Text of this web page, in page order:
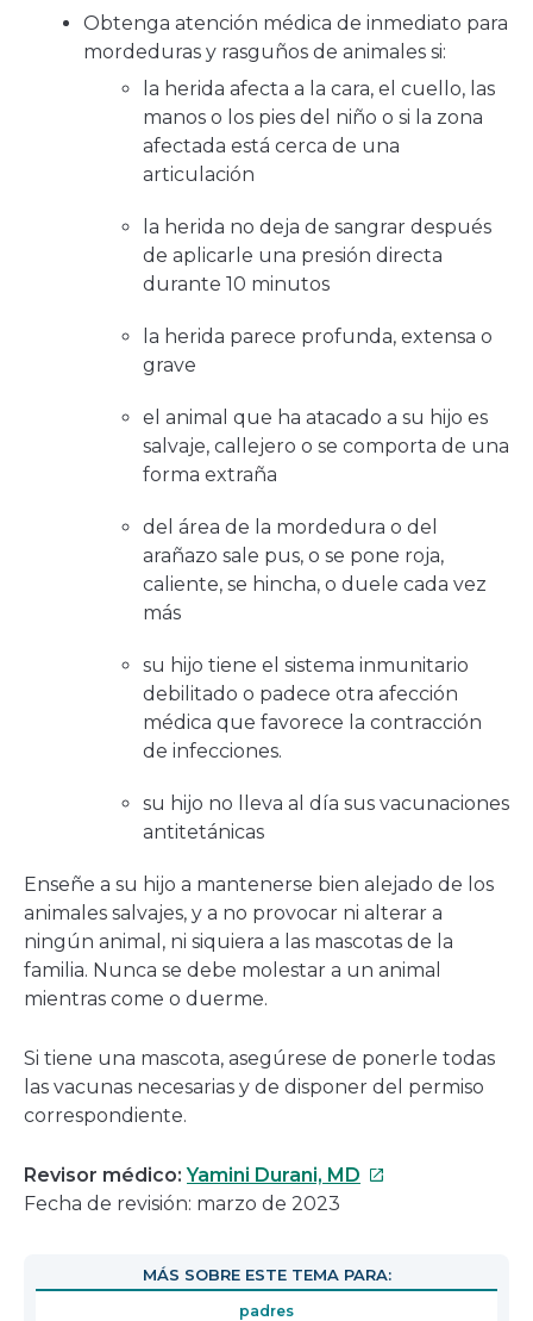
Obtenga atención médica de inmediato para
mordeduras y rasguños de animales si:
la herida afecta a la cara, el cuello, las
manos o los pies del niño o si la zona
afectada está cerca de una
articulación
la herida no deja de sangrar después
de aplicarle una presión directa
durante 10 minutos
la herida parece profunda, extensa o
grave
el animal que ha atacado a su hijo es
salvaje, callejero o se comporta de una
forma extraña
del área de la mordedura o del
arañazo sale pus, o se pone roja,
caliente, se hincha, o duele cada vez
más
su hijo tiene el sistema inmunitario
debilitado o padece otra afección
médica que favorece la contracción
de infecciones.
su hijo no lleva al día sus vacunaciones
antitetánicas
Enseñe a su hijo a mantenerse bien alejado de los
animales salvajes, y a no provocar ni alterar a
ningún animal, ni siquiera a las mascotas de la
familia. Nunca se debe molestar a un animal
mientras come o duerme.
Si tiene una mascota, asegúrese de ponerle todas
las vacunas necesarias y de disponer del permiso
correspondiente.
Revisor médico:Yamini Durani, MD Este
en
Fecha de revisión: marzo de 2023
MÁS SOBRE ESTE TEMA PARA:
padres